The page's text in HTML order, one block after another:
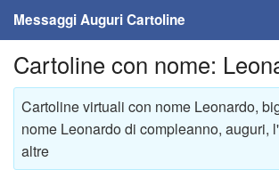
Messaggi Auguri Cartoline
Home
Messaggi
Cartoline
Cartoline con nome:
Cartoline virtuali con nome Leonardo,
nome Leonardo di compleanno, auguri,
altre